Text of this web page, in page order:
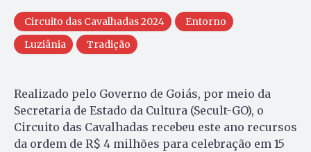
Circuito das Cavalhadas 2024
Entorno
Luziânia
Tradição
Realizado pelo Governo de Goiás, por meio da
Secretaria de Estado da Cultura (Secult-GO), o
Circuito das Cavalhadas recebeu este ano recursos
da ordem de R$ 4 milhões para celebração em 15